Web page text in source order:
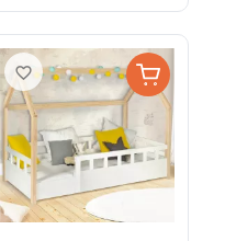
favorite_border